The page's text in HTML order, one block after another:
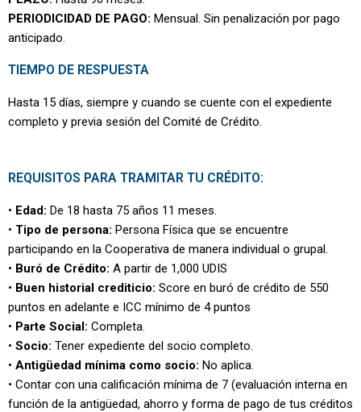
PERIODICIDAD DE PAGO: Mensual. Sin penalización por pago
anticipado.
TIEMPO DE RESPUESTA
Hasta 15 días, siempre y cuando se cuente con el expediente
completo y previa sesión del Comité de Crédito.
REQUISITOS PARA TRAMITAR TU CRÉDITO:
• Edad: De 18 hasta 75 años 11 meses.
• Tipo de persona: Persona Física que se encuentre
participando en la Cooperativa de manera individual o grupal.
• Buró de Crédito: A partir de 1,000 UDIS
• Buen historial crediticio: Score en buró de crédito de 550
puntos en adelante e ICC mínimo de 4 puntos
• Parte Social: Completa.
• Socio: Tener expediente del socio completo.
• Antigüedad mínima como socio: No aplica.
• Contar con una calificación mínima de 7 (evaluación interna en
función de la antigüedad, ahorro y forma de pago de tus créditos